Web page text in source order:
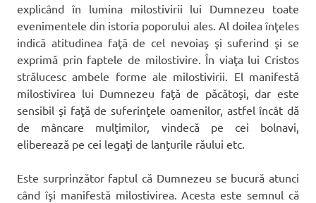
explicând în lumina milostivirii lui Dumnezeu toate
evenimentele din istoria poporului ales. Al doilea înţeles
indică atitudinea faţă de cel nevoiaş şi suferind şi se
exprimă prin faptele de milostivire. În viaţa lui Cristos
strălucesc ambele forme ale milostivirii. El manifestă
milostivirea lui Dumnezeu faţă de păcătoşi, dar este
sensibil şi faţă de suferinţele oamenilor, astfel încât dă
de mâncare mulţimilor, vindecă pe cei bolnavi,
eliberează pe cei legaţi de lanţurile răului etc.
Este surprinzător faptul că Dumnezeu se bucură atunci
când îşi manifestă milostivirea. Acesta este semnul că